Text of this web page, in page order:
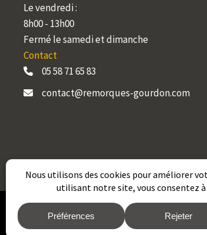
Le vendredi :
8h00 - 13h00
Fermé le samedi et dimanche
Contact
05 58 71 65 83
contact@remorques-gourdon.com
2026 © REMORQUES GOURDON